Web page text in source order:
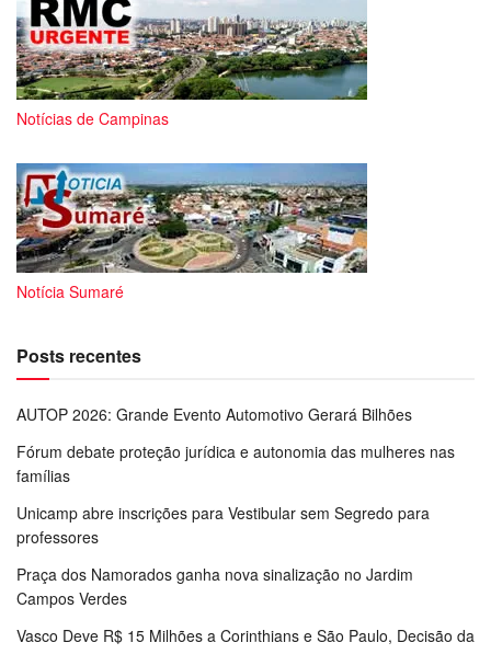
Notícias de Campinas
Notícia Sumaré
Posts recentes
AUTOP 2026: Grande Evento Automotivo Gerará Bilhões
Fórum debate proteção jurídica e autonomia das mulheres nas
famílias
Unicamp abre inscrições para Vestibular sem Segredo para
professores
Praça dos Namorados ganha nova sinalização no Jardim
Campos Verdes
Vasco Deve R$ 15 Milhões a Corinthians e São Paulo, Decisão da